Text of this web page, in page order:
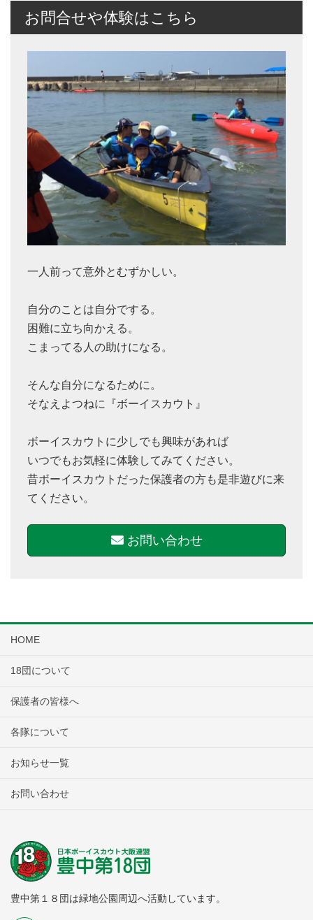
お問合せや体験はこちら
一人前って意外とむずかしい。
自分のことは自分でする。
困難に立ち向かえる。
こまってる人の助けになる。
そんな自分になるために。
そなえよつねに『ボーイスカウト』
ボーイスカウトに少しでも興味があれば
いつでもお気軽に体験してみてください。
昔ボーイスカウトだった保護者の方も是非遊びに来
てください。
お問い合わせ
HOME
18団について
保護者の皆様へ
各隊について
お知らせ一覧
お問い合わせ
豊中第１８団は緑地公園周辺へ活動しています。